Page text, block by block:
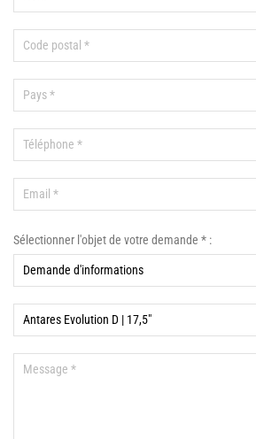
Sélectionner l'objet de votre demande * :